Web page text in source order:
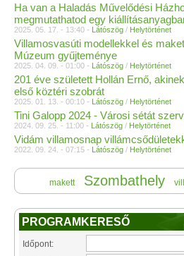
Ha van a Haladás Művelődési
megmutathatod egy
2025. 05. 17. - 13:40 - Látószög / Helytörténet
Villamosvasúti modellekkel és
Múzeum gyűjteménye
2025. 04. 09. - 01:00 - Látószög / Helytörténet
201 éve született Hollán Ernő,
első köztéri szobrát
2025. 01. 13. - 00:10 - Látószög / Helytörténet
Tini Galopp 2024 - Városi sétát
2024. 09. 25. - 11:00 - Látószög / Helytörténet
Vidám villamosnap
2022. 09. 24. - 07:15 - Látószög / Helytörténet
makett Szombathely
PROGRAMKERESŐ
Időpont: